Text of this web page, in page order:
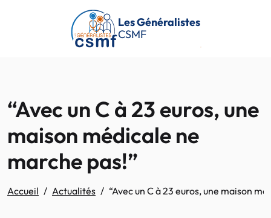
Passer au contenu principal
Les Généralistes
CSMF
“Avec un C à 23 euros, une
maison médicale ne
marche pas!”
Accueil Actualités “Avec un C à 23 euros, une maison